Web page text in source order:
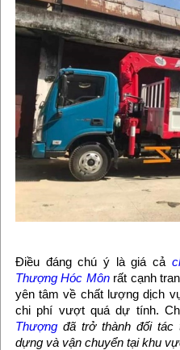
Điều đáng chú ý là giá cả
Thượng Hóc Mônrất cạnh
yên tâm về chất lượng dịch
chi phí vượt quá dự tính.
Thượngđã trở thành đối tác
dựng và vận chuyển tại khu